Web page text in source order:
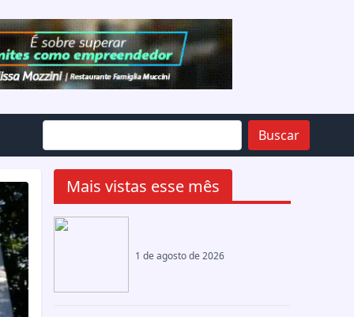
Buscar
Mais vistas esse mês
1 de agosto de 2026